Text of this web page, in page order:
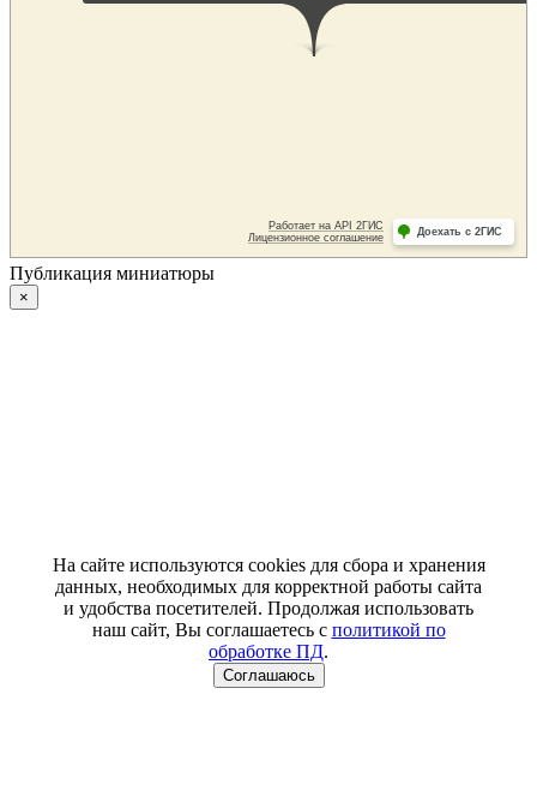
Публикация миниатюры
×
На сайте используются cookies для сбора и хранения
данных, необходимых для корректной работы сайта
и удобства посетителей. Продолжая использовать
наш сайт, Вы соглашаетесь с политикой по
обработке ПД.
Соглашаюсь